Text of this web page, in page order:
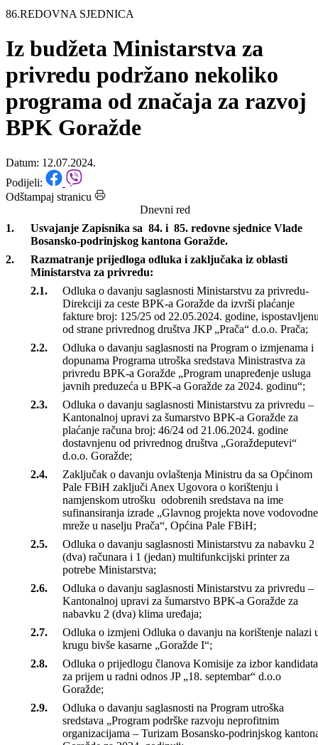
86.REDOVNA SJEDNICA
Iz budžeta Ministarstva za
privredu podržano nekoliko
programa od značaja za razvoj
BPK Goražde
Datum: 12.07.2024.
Odštampaj stranicu
Dnevni red
Usvajanje Zapisnika sa 84. i 85. redovne sjednice Vlade
Bosansko-podrinjskog kantona Goražde.
Razmatranje prijedloga odluka i zaključaka iz oblasti
Ministarstva za privredu:
Odluka o davanju saglasnosti Ministarstvu za privredu-
Direkciji za ceste BPK-a Goražde da izvrši plaćanje
fakture broj: 125/25 od 22.05.2024. godine,
od strane privrednog društva JKP „Prača“ d.o.o. Prača;
Odluka o davanju saglasnosti na Program o izmjenama i
dopunama Programa utroška sredstava Ministrastva za
privredu BPK-a Goražde „Program unapređenje usluga
javnih preduzeća u BPK-a Goražde za 2024. godinu“;
Odluka o davanju saglasnosti Ministarstvu za privredu –
Kantonalnoj upravi za šumarstvo BPK-a Goražde za
plaćanje računa broj: 46/24 od 21.06.2024. godine
dostavnjenu od privrednog društva „Goraždeputevi“
d.o.o. Goražde;
Zaključak o davanju ovlaštenja Ministru da sa Općinom
Pale FBiH zaključi Anex Ugovora o korištenju i
namjenskom utrošku odobrenih sredstava na ime
sufinansiranja izrade „Glavnog projekta nove vodovodne
mreže u naselju Prača“, Općina Pale FBiH;
Odluka o davanju saglasnosti Ministarstvu za nabavku 2
(dva) računara i 1 (jedan) multifunkcijski printer za
potrebe Ministarstva;
Odluka o davanju saglasnosti Ministarstvu za privredu –
Kantonalnoj upravi za šumarstvo BPK-a Goražde za
nabavku 2 (dva) klima uređaja;
Odluka o izmjeni Odluka o davanju na korištenje nalazi
krugu bivše kasarne „Goražde I“;
Odluka o prijedlogu članova Komisije za izbor kandidata
za prijem u radni odnos JP „18. septembar“ d.o.o
Goražde;